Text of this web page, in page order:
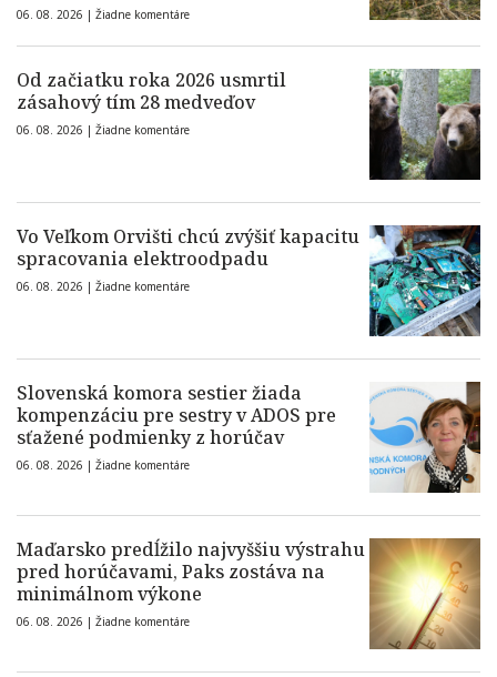
06. 08. 2026 | Žiadne komentáre
Od začiatku roka 2026 usmrtil
zásahový tím 28 medveďov
06. 08. 2026 | Žiadne komentáre
Vo Veľkom Orvišti chcú zvýšiť kapacitu
spracovania elektroodpadu
06. 08. 2026 | Žiadne komentáre
Slovenská komora sestier žiada
kompenzáciu pre sestry v ADOS pre
sťažené podmienky z horúčav
06. 08. 2026 | Žiadne komentáre
Maďarsko predĺžilo najvyššiu výstrahu
pred horúčavami, Paks zostáva na
minimálnom výkone
06. 08. 2026 | Žiadne komentáre